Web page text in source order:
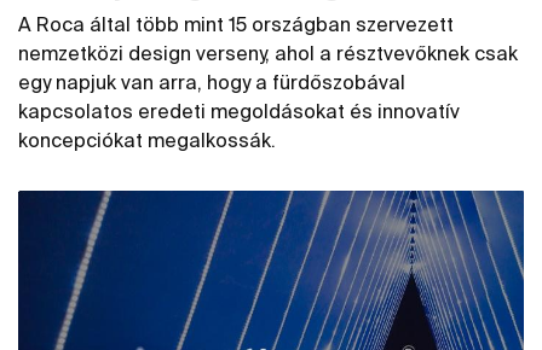
A Roca által több mint 15 országban szervezett
nemzetközi design verseny, ahol a résztvevőknek csak
egy napjuk van arra, hogy a fürdőszobával
kapcsolatos eredeti megoldásokat és innovatív
koncepciókat megalkossák.